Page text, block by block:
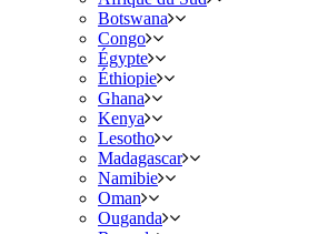
Botswana
Congo
Égypte
Éthiopie
Ghana
Kenya
Lesotho
Madagascar
Namibie
Oman
Ouganda